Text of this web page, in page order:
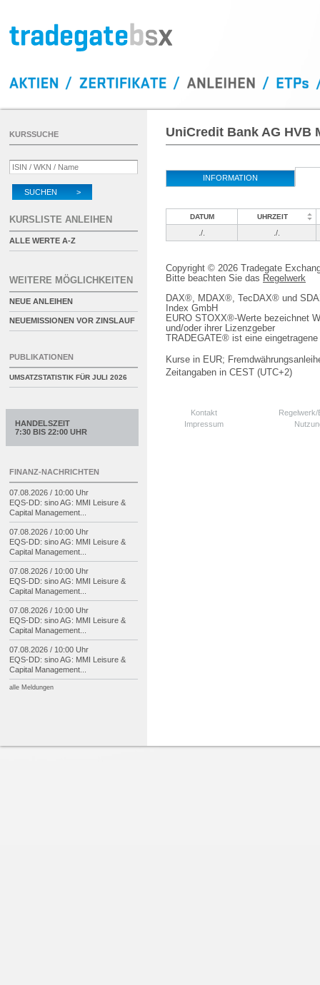
UniCredit Bank AG HVB
INFORMATION
DATUM UHRZEIT
./. ./.
Copyright © 2026 Tradegate
Bitte beachten Sie das Regelwerk
DAX®, MDAX®, TecDAX® und
Index GmbH
EURO STOXX®-Werte bezeichnet
und/oder ihrer Lizenzgeber
TRADEGATE® ist eine
Kurse in EUR;
Zeitangaben in CEST (UTC+2)
Kontakt
Impressum
KURSSUCHE
SUCHEN >
KURSLISTE ANLEIHEN
ALLE WERTE A-Z
WEITERE MÖGLICHKEITEN
NEUE ANLEIHEN
NEUEMISSIONEN VOR ZINSLAUF
PUBLIKATIONEN
UMSATZSTATISTIK FÜR JULI 2026
HANDELSZEIT
7:30 BIS 22:00 UHR
FINANZ-NACHRICHTEN
07.08.2026 / 10:00 Uhr
EQS-DD: sino AG: MMI Leisure &
Capital Management...
07.08.2026 / 10:00 Uhr
EQS-DD: sino AG: MMI Leisure &
Capital Management...
07.08.2026 / 10:00 Uhr
EQS-DD: sino AG: MMI Leisure &
Capital Management...
07.08.2026 / 10:00 Uhr
EQS-DD: sino AG: MMI Leisure &
Capital Management...
07.08.2026 / 10:00 Uhr
EQS-DD: sino AG: MMI Leisure &
Capital Management...
alle Meldungen